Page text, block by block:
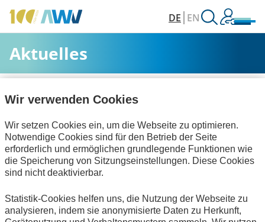
DE EN
Aktuelles
Alle Kategorien
Informationswirtschaft
Bescheinigungen
Wir verwenden Cookies
Wir setzen Cookies ein, um die Webseite zu optimieren.
Notwendige Cookies sind für den Betrieb der Seite
erforderlich und ermöglichen grundlegende Funktionen wie
die Speicherung von Sitzungseinstellungen. Diese Cookies
sind nicht deaktivierbar.
Statistik-Cookies helfen uns, die Nutzung der Webseite zu
analysieren, indem sie anonymisierte Daten zu Herkunft,